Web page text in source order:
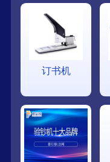
订书机